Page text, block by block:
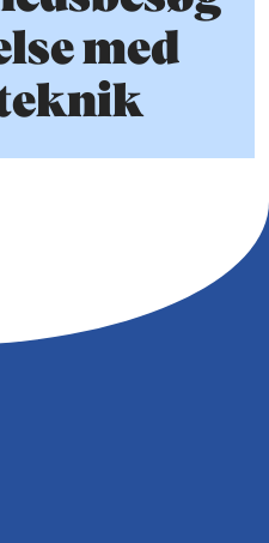
med